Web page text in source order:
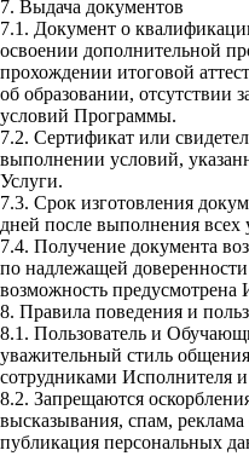
7. Выдача документов
7.1. Документ о
освоении дополнительной
прохождении итоговой
об образовании,
условий Программы.
7.2. Сертификат или
выполнении условий,
Услуги.
7.3. Срок изготовления
дней после выполнения всех
7.4. Получение документа
по надлежащей
возможность предусмотрена
8. Правила поведения и
8.1. Пользователь и
уважительный стиль
сотрудниками Исполнителя
8.2. Запрещаются
высказывания, спам, реклама
публикация персональных